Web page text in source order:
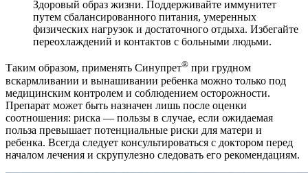
Здоровый образ жизни. Поддерживайте иммунитет
путем сбалансированного питания, умеренных
физических нагрузок и достаточного отдыха. Избегайте
переохлаждений и контактов с больными людьми.
Таким образом, применять Синупрет® при грудном
вскармливании и вынашивании ребенка можно только под
медицинским контролем и соблюдением осторожности.
Препарат может быть назначен лишь после оценки
соотношения: риска — пользы в случае, если ожидаемая
польза превышает потенциальные риски для матери и
ребенка. Всегда следует консультироваться с доктором перед
началом лечения и скрупулезно следовать его рекомендациям.